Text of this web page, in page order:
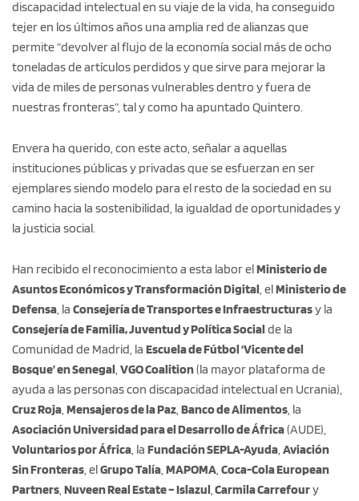
discapacidad intelectual en su viaje de la vida, ha conseguido
tejer en los últimos años una amplia red de alianzas que
permite “devolver al flujo de la economía social más de ocho
toneladas de artículos perdidos y que sirve para mejorar la
vida de miles de personas vulnerables dentro y fuera de
nuestras fronteras”, tal y como ha apuntado Quintero.
Envera ha querido, con este acto, señalar a aquellas
instituciones públicas y privadas que se esfuerzan en ser
ejemplares siendo modelo para el resto de la sociedad en su
camino hacia la sostenibilidad, la igualdad de oportunidades y
la justicia social.
Han recibido el reconocimiento a esta labor elMinisterio de
Asuntos Económicos y Transformación Digital, elMinisterio de
Defensa, la Consejería de Transportes e Infraestructurasy la
Consejería de Familia, Juventud y Política Social de la
Comunidad de Madrid, la Escuela de Fútbol ‘Vicente del
Bosque’ en Senegal, VGO Coalition(la mayor plataforma de
ayuda a las personas con discapacidad intelectual en Ucrania),
Cruz Roja, Mensajeros de la Paz, Banco de Alimentos, la
Asociación Universidad para el Desarrollo de África(AUDE),
Voluntarios por África, la Fundación SEPLA-Ayuda, Aviación
Sin Fronteras, elGrupo Talía, MAPOMA, Coca-Cola European
Partners, Nuveen Real Estate – Islazul,Carmila Carrefoury